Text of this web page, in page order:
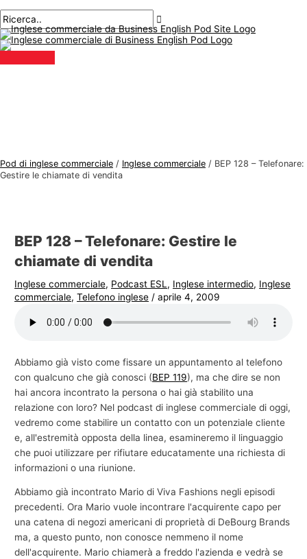
al
contenuto
principale
Pod di inglese commerciale / Inglese commerciale / BEP 128 – Telefonare:
Gestire le chiamate di vendita
BEP 128 – Telefonare: Gestire le
chiamate di vendita
Inglese commerciale, Podcast ESL , Inglese intermedio, Inglese
commerciale,Telefono inglese /aprile 4, 2009
Abbiamo già visto come fissare un appuntamento al telefono
con qualcuno che già conosci (BEP 119), ma che dire se non
hai ancora incontrato la persona o hai già stabilito una
relazione con loro? Nel podcast di inglese commerciale di oggi,
vedremo come stabilire un contatto con un potenziale cliente
e, all'estremità opposta della linea, esamineremo il linguaggio
che puoi utilizzare per rifiutare educatamente una richiesta di
informazioni o una riunione.
Abbiamo già incontrato Mario di Viva Fashions negli episodi
precedenti. Ora Mario vuole incontrare l'acquirente capo per
una catena di negozi americani di proprietà di DeBourg Brands
ma, a questo punto, non conosce nemmeno il nome
dell'acquirente. Mario chiamerà a freddo l'azienda e vedrà se
navigazione
qui..
mail*
A
r
g
o
d
g
l
e
s
o
m
m
r
c
i
a
l
e
C
e
r
c